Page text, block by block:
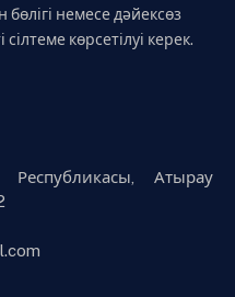
бөлігі немесе дәйексөз
көрсетілуі керек.
Атырау